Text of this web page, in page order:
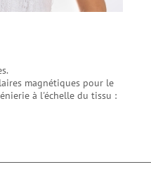
magnétiques pour le
à l'échelle du tissu :